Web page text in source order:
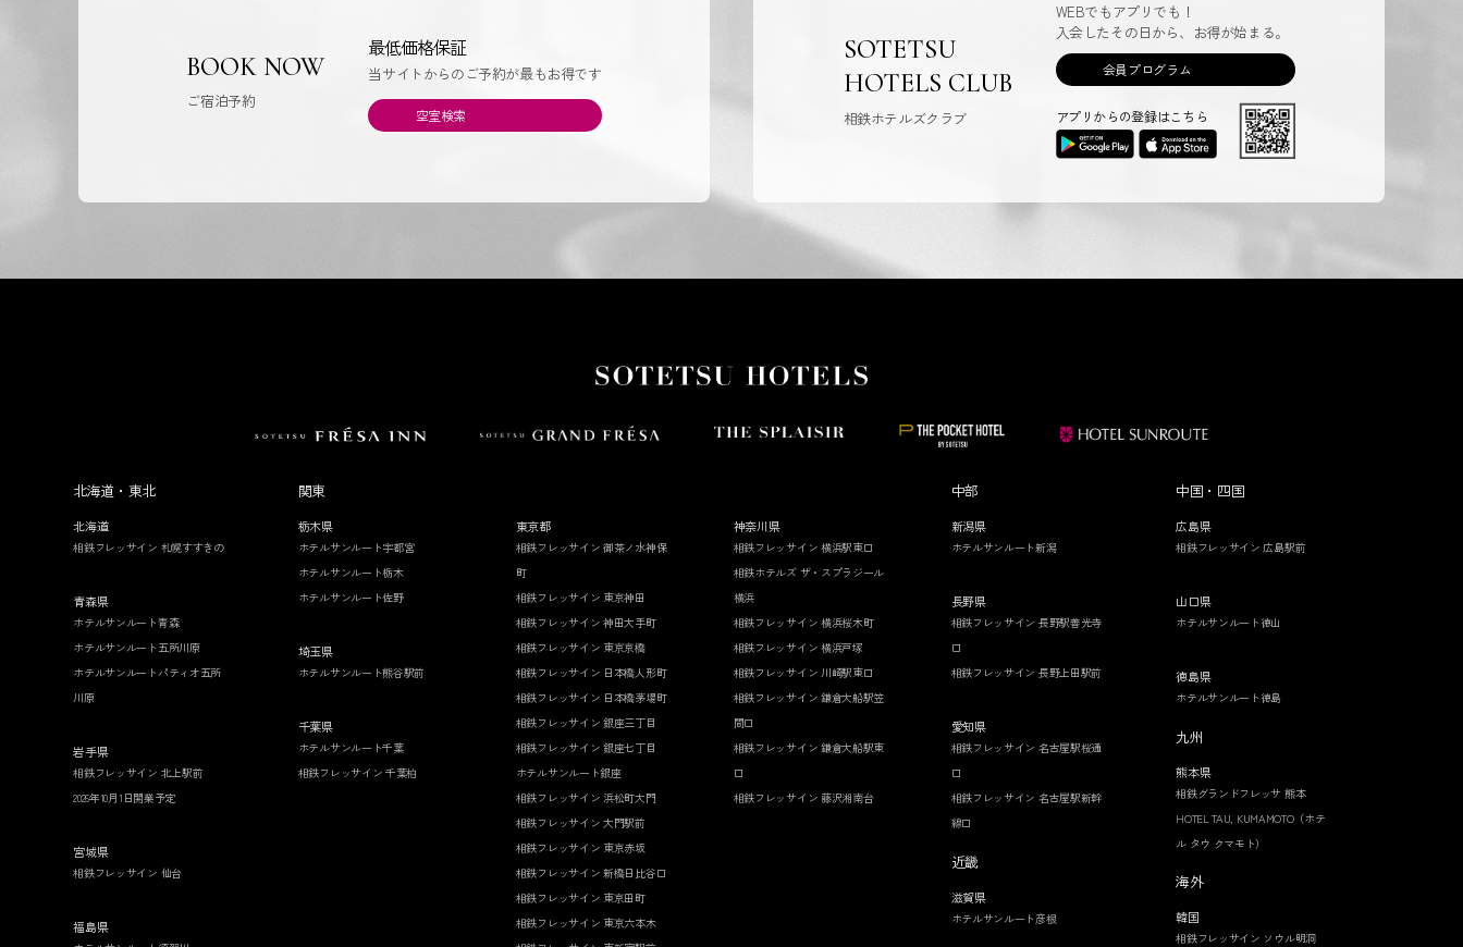
BOOK NOW
ご宿泊予約
最低価格保証
当サイトからのご予約が最もお得です
空室検索
SOTETSU
HOTELS CLUB
相鉄ホテルズクラブ
WEBでもアプリでも！
入会したその日から、お得が始まる。
会員プログラム
アプリからの登録はこちら
北海道・東北
北海道
相鉄フレッサイン 札幌すすきの
青森県
ホテルサンルート青森
ホテルサンルート五所川原
ホテルサンルートパティオ五所
川原
岩手県
相鉄フレッサイン 北上駅前
2026年10月1日開業予定
宮城県
相鉄フレッサイン 仙台
福島県
関東
栃木県
ホテルサンルート宇都宮
ホテルサンルート栃木
ホテルサンルート佐野
埼玉県
ホテルサンルート熊谷駅前
千葉県
ホテルサンルート千葉
相鉄フレッサイン 千葉柏
東京都
相鉄フレッサイン 御茶ノ水神保
町
相鉄フレッサイン 東京神田
相鉄フレッサイン 神田大手町
相鉄フレッサイン 東京京橋
相鉄フレッサイン 日本橋人形町
相鉄フレッサイン 日本橋茅場町
相鉄フレッサイン 銀座三丁目
相鉄フレッサイン 銀座七丁目
ホテルサンルート銀座
相鉄フレッサイン 浜松町大門
相鉄フレッサイン 大門駅前
相鉄フレッサイン 東京赤坂
相鉄フレッサイン 新橋日比谷口
相鉄フレッサイン 東京田町
相鉄フレッサイン 東京六本木
神奈川県
相鉄フレッサイン 横浜駅東口
相鉄ホテルズ ザ・スプラジール
横浜
相鉄フレッサイン 横浜桜木町
相鉄フレッサイン 横浜戸塚
相鉄フレッサイン 川崎駅東口
相鉄フレッサイン 鎌倉大船駅笠
間口
相鉄フレッサイン 鎌倉大船駅東
口
相鉄フレッサイン 藤沢湘南台
中部
新潟県
ホテルサンルート新潟
長野県
相鉄フレッサイン 長野駅善光寺
口
相鉄フレッサイン 長野上田駅前
愛知県
相鉄フレッサイン 名古屋駅桜通
口
相鉄フレッサイン 名古屋駅新幹
線口
近畿
滋賀県
ホテルサンルート彦根
中国・四国
広島県
相鉄フレッサイン 広島駅前
山口県
ホテルサンルート徳山
徳島県
ホテルサンルート徳島
九州
熊本県
相鉄グランドフレッサ 熊本
HOTEL TAU, KUMAMOTO（ホテ
ル タウ クマモト）
海外
韓国
相鉄フレッサイン ソウル明洞